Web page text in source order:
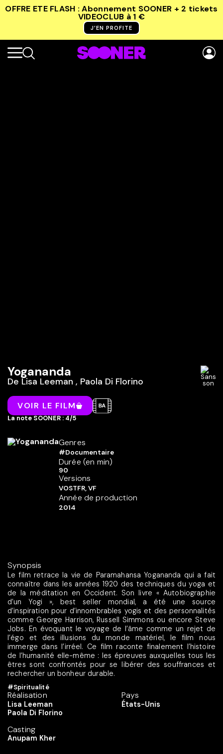
OFFRE ETE FLASH : Abonnement SOONER + 2 tickets
VIDEOCLUB à 1 €
J’EN PROFITE
Yogananda
De Lisa Leeman , Paola Di Florino
VOIR LE FILM
La note SOONER : 4/5
Genres
#Documentaire
Durée (en min)
90
Versions
VOSTFR, VF
Année de production
2014
Synopsis
Le film retrace la vie de Paramahansa Yogananda qui a fait
connaître dans les années 1920 des techniques du yoga et
de la méditation en Occident. Son livre « Autobiographie
d’un Yogi », best seller mondial, a été une source
d’inspiration pour d’innombrables yogis et des personnalités
comme George Harrison, Russell Simmons ou encore Steve
Jobs. En évoquant le voyage de l’âme comme un rejet de
l’égo et des illusions du monde matériel, le film nous
immerge dans l’irréel. Ce film raconte finalement l’histoire
de l’humanité elle-même : les épreuves auxquelles tous les
êtres sont confrontés pour se libérer des souffrances et
rechercher un bonheur durable.
#Spiritualité
Réalisation
Lisa Leeman
Paola Di Florino
Casting
Anupam Kher
Pays
États-Unis